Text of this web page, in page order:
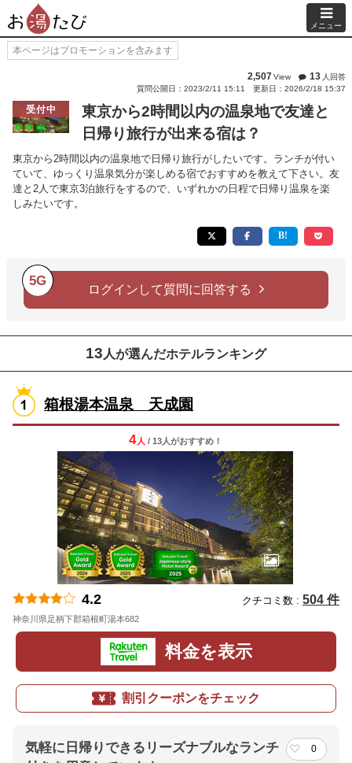
メニュー
本ページはプロモーションを含みます
2,507View 13 人回答
質問公開日：2023/2/11 15:11
更新日：2026/2/18 15:37
受付中
東京から2時間以内の温泉地で友達と
日帰り旅行が出来る宿は？
東京から2時間以内の温泉地で日帰り旅行がしたいです。ランチが付い
ていて、ゆっくり温泉気分が楽しめる宿でおすすめを教えて下さい。友
達と2人で東京3泊旅行をするので、いずれかの日程で日帰り温泉を楽
しみたいです。
5G
ログインして質問に回答する
13 人が選んだホテルランキング
箱根湯本温泉 天成園
4人 / 13人がおすすめ！
4.2 クチコミ数 : 504 件
神奈川県足柄下郡箱根町湯本682
料金を表示
割引クーポンをチェック
気軽に日帰りできるリーズナブルなランチ
0